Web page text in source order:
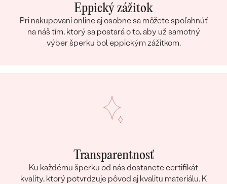
Eppický zážitok
Pri nakupovaní online aj osobne sa môžete spoľahnúť
na náš tím, ktorý sa postará o to, aby už samotný
výber šperku bol eppickým zážitkom.
Transparentnosť
Ku každému šperku od nás dostanete certifikát
kvality, ktorý potvrdzuje pôvod aj kvalitu materiálu. K